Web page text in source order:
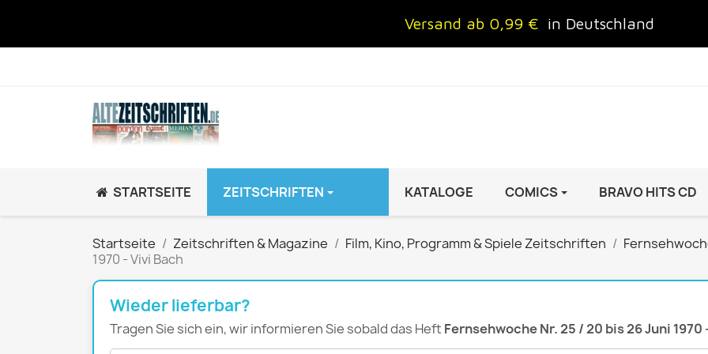
Versand ab 0,99 € in Deutschland
STARTSEITE ZEITSCHRIFTEN
JUGEND / KIND
BRAVO HipHop Special
hey!
FRAUEN
Cosmopolitan
InStyle
AUTO & MOTOR
auto motor sport Archiv
Broschüren
KATALOGE COMICS BRAVO HITS CD
Startseite Zeitschriften & Magazine Film, Kino, Programm & Spiele Zeitschriften
1970 - Vivi Bach
Wieder lieferbar?
Tragen Sie sich ein, wir informieren Sie sobald das Heft Fernsehwoche Nr. 25 / 20 bis 26 Juni 1970